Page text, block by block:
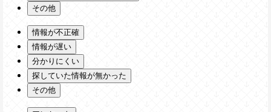
その他
情報が不正確
情報が遅い
分かりにくい
探していた情報が無かった
その他